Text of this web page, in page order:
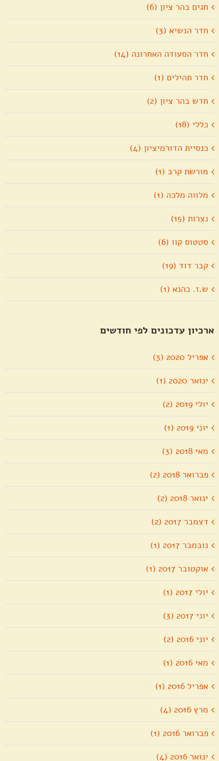
חגים בהר ציון (6)
חדר הנשיא (3)
חדר הסעודה האחרונה (14)
חדר תהילים (1)
חדש בהר ציון (2)
כללי (18)
כנסיית הדורמיציון (4)
מורשת קרב (1)
מלווה מלכה (1)
נצרות (15)
סטטוס קוו (6)
קבר דוד (19)
ש.ז. כהנא (1)
ארכיון עדכונים לפי חודשים
אפריל 2020 (3)
ינואר 2020 (1)
יולי 2019 (2)
יוני 2019 (1)
מאי 2018 (3)
פברואר 2018 (2)
ינואר 2018 (2)
דצמבר 2017 (2)
נובמבר 2017 (1)
אוקטובר 2017 (1)
יולי 2017 (1)
יוני 2017 (3)
יוני 2016 (2)
מאי 2016 (1)
אפריל 2016 (1)
מרץ 2016 (4)
פברואר 2016 (1)
ינואר 2016 (4)